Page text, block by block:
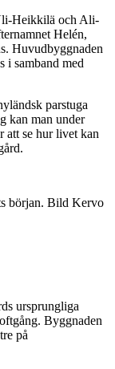
Heikkilä och Ali-
Helén,
Huvudbyggnaden
i samband med
parstuga
kan man under
att se hur livet kan
början. Bild Kervo
ursprungliga
Byggnaden
på